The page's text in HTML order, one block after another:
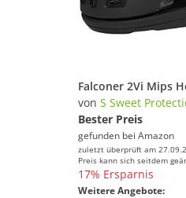
von S Sweet
Bester Preis
gefunden bei Amazon
zuletzt überprüft am
Preis kann sich seitdem
17% Ersparnis
Weitere Angebote: